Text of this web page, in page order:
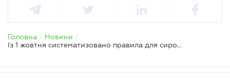
Головна / Новини /
Із 1 жовтня систематизовано правила для сировинних товарів